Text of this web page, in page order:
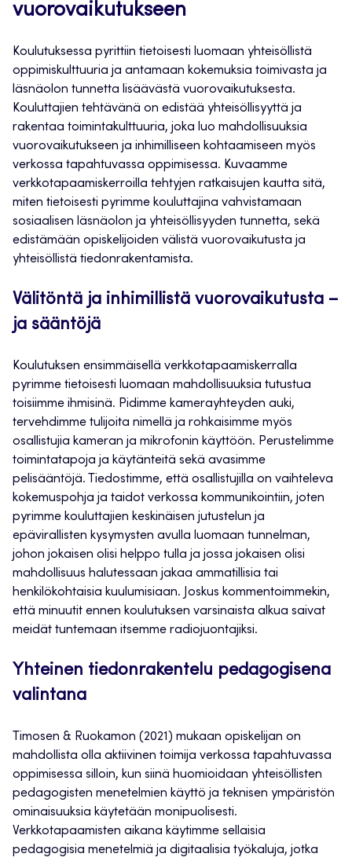
vuorovaikutukseen
Koulutuksessa pyrittiin tietoisesti luomaan yhteisöllistä
oppimiskulttuuria ja antamaan kokemuksia toimivasta ja
läsnäolon tunnetta lisäävästä vuorovaikutuksesta.
Kouluttajien tehtävänä on edistää yhteisöllisyyttä ja
rakentaa toimintakulttuuria, joka luo mahdollisuuksia
vuorovaikutukseen ja inhimilliseen kohtaamiseen myös
verkossa tapahtuvassa oppimisessa. Kuvaamme
verkkotapaamiskerroilla tehtyjen ratkaisujen kautta sitä,
miten tietoisesti pyrimme kouluttajina vahvistamaan
sosiaalisen läsnäolon ja yhteisöllisyyden tunnetta, sekä
edistämään opiskelijoiden välistä vuorovaikutusta ja
yhteisöllistä tiedonrakentamista.
Välitöntä ja inhimillistä vuorovaikutusta –
ja sääntöjä
Koulutuksen ensimmäisellä verkkotapaamiskerralla
pyrimme tietoisesti luomaan mahdollisuuksia tutustua
toisiimme ihmisinä. Pidimme kamerayhteyden auki,
tervehdimme tulijoita nimellä ja rohkaisimme myös
osallistujia kameran ja mikrofonin käyttöön. Perustelimme
toimintatapoja ja käytänteitä sekä avasimme
pelisääntöjä. Tiedostimme, että osallistujilla on vaihteleva
kokemuspohja ja taidot verkossa kommunikointiin, joten
pyrimme kouluttajien keskinäisen jutustelun ja
epävirallisten kysymysten avulla luomaan tunnelman,
johon jokaisen olisi helppo tulla ja jossa jokaisen olisi
mahdollisuus halutessaan jakaa ammatillisia tai
henkilökohtaisia kuulumisiaan. Joskus kommentoimmekin,
että minuutit ennen koulutuksen varsinaista alkua saivat
meidät tuntemaan itsemme radiojuontajiksi.
Yhteinen tiedonrakentelu pedagogisena
valintana
Timosen & Ruokamon (2021) mukaan opiskelijan on
mahdollista olla aktiivinen toimija verkossa tapahtuvassa
oppimisessa silloin, kun siinä huomioidaan yhteisöllisten
pedagogisten menetelmien käyttö ja teknisen ympäristön
ominaisuuksia käytetään monipuolisesti.
Verkkotapaamisten aikana käytimme sellaisia
pedagogisia menetelmiä ja digitaalisia työkaluja, jotka